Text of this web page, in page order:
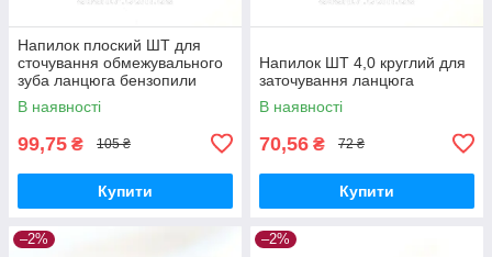
Напилок плоский ШТ для
сточування обмежувального
зуба ланцюга бензопили
В наявності
99,75 ₴ 105 ₴
Купити
Напилок ШТ 4,0 круглий для
заточування ланцюга
В наявності
70,56 ₴ 72 ₴
Купити
–2% –2%